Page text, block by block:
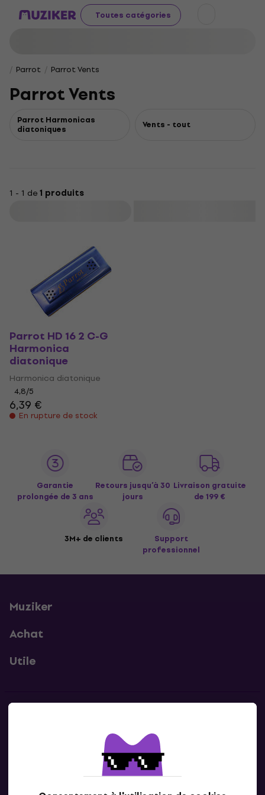
Toutes catégories
Parrot Parrot Vents
Parrot Vents
Parrot Harmonicas
diatoniques Vents - tout
1 - 1 de1 produits
Parrot HD 16 2 C-G
Harmonica
diatonique
Harmonica diatonique
4,8/5
6,39 €
En rupture de stock
Garantie
prolongée de 3 ans
Retours jusqu’à 30
jours
Livraison gratuite
de 199 €
3M+ de clients
Support
professionnel
Muziker
Achat
Utile
Contacte nous